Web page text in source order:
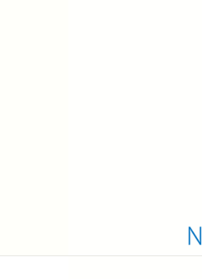
QAB
キャッチー 月曜〜金曜